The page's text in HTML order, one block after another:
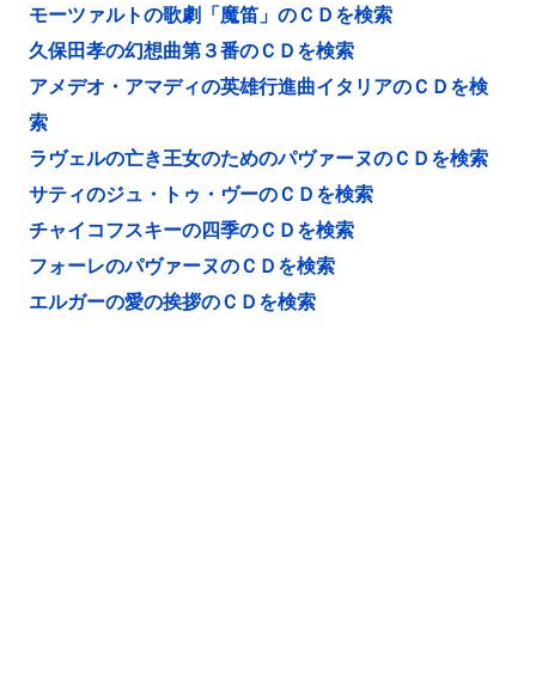
モーツァルトの歌劇「魔笛」のＣＤを検索
久保田孝の幻想曲第３番のＣＤを検索
アメデオ・アマディの英雄行進曲イタリアのＣＤを検
索
ラヴェルの亡き王女のためのパヴァーヌのＣＤを検索
サティのジュ・トゥ・ヴーのＣＤを検索
チャイコフスキーの四季のＣＤを検索
フォーレのパヴァーヌのＣＤを検索
エルガーの愛の挨拶のＣＤを検索